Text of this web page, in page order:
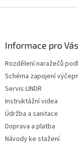
Informace pro Vás
Rozdělení naražečů
Schéma zapojení
Servis LINDR
Instruktážní videa
Údržba a sanitace
Doprava a platba
Návody ke stažení